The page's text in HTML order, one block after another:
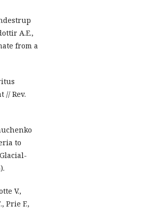
A.E.,
from a
// Rev.
to
V.,
Prie F.,